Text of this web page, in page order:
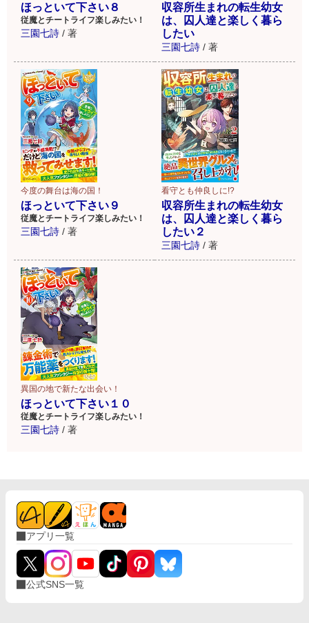
ほっといて下さい８
従魔とチートライフ楽しみたい！
三園七詩 / 著
収容所生まれの転生幼女
は、囚人達と楽しく暮ら
したい
三園七詩 / 著
今度の舞台は海の国！
ほっといて下さい９
従魔とチートライフ楽しみたい！
三園七詩 / 著
看守とも仲良しに!?
収容所生まれの転生幼女
は、囚人達と楽しく暮ら
したい２
三園七詩 / 著
異国の地で新たな出会い！
ほっといて下さい１０
従魔とチートライフ楽しみたい！
三園七詩 / 著
アプリ一覧
公式SNS一覧